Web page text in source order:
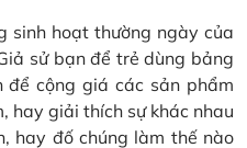
sinh hoạt thường ngày của
sử bạn để trẻ dùng bảng
cộng giá các sản phẩm
hay giải thích sự khác nhau
hay đố chúng làm thế nào